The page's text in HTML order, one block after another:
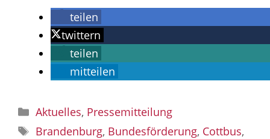
teilen
twittern
teilen
mitteilen
Kategorien
Aktuelles, Pressemitteilung
Schlagwörter
Brandenburg, Bundesförderung, Cottbus,